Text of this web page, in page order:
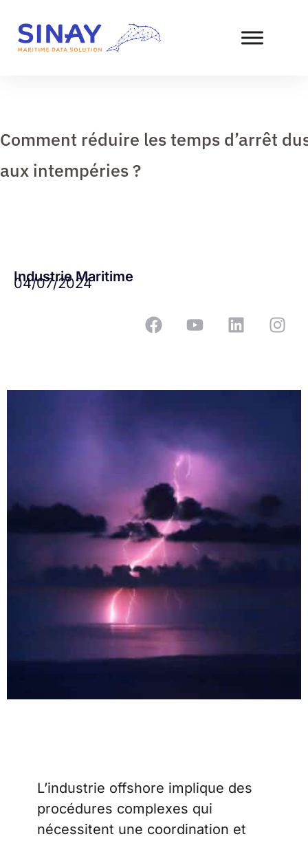
Comment réduire les temps d’arrêt
aux intempéries ?
Industrie Maritime
04/07/2024
L’industrie offshore implique des
procédures complexes qui
nécessitent une coordination et